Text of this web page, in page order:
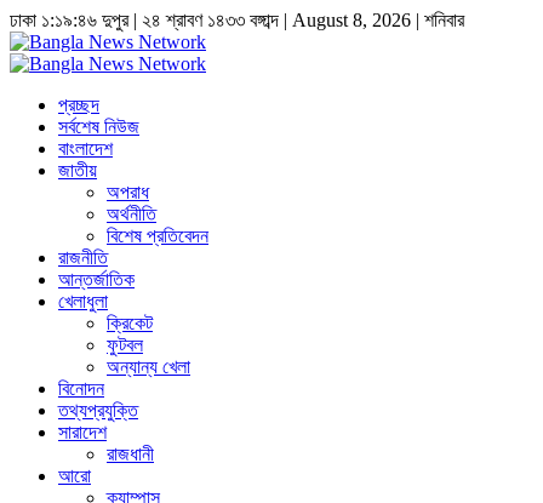
ঢাকা ১:১৯:৪৬ দুপুর| ২৪ শ্রাবণ ১৪৩৩ বঙ্গাব্দ | August 8, 2026 | শনিবার
প্রচ্ছদ
সর্বশেষ নিউজ
বাংলাদেশ
জাতীয়
অপরাধ
অর্থনীতি
বিশেষ প্রতিবেদন
রাজনীতি
আন্তর্জাতিক
খেলাধুলা
ক্রিকেট
ফুটবল
অন্যান্য খেলা
বিনোদন
তথ্যপ্রযুক্তি
সারাদেশ
রাজধানী
আরো
ক্যাম্পাস